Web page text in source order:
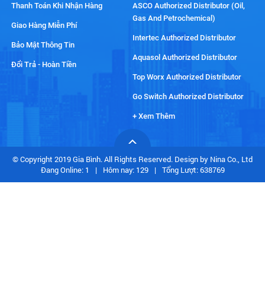
Thanh Toán Khi Nhận Hàng
Giao Hàng Miễn Phí
Bảo Mật Thông Tin
Đổi Trả - Hoàn Tiền
ASCO Authorized Distributor (Oil,
Gas And Petrochemical)
Intertec Authorized Distributor
Aquasol Authorized Distributor
Top Worx Authorized Distributor
Go Switch Authorized Distributor
+ Xem Thêm
© Copyright 2019 Gia Bình. All Rights Reserved. Design by Nina Co., Ltd
Đang Online: 1
| Hôm nay: 129 | Tổng Lượt: 638769